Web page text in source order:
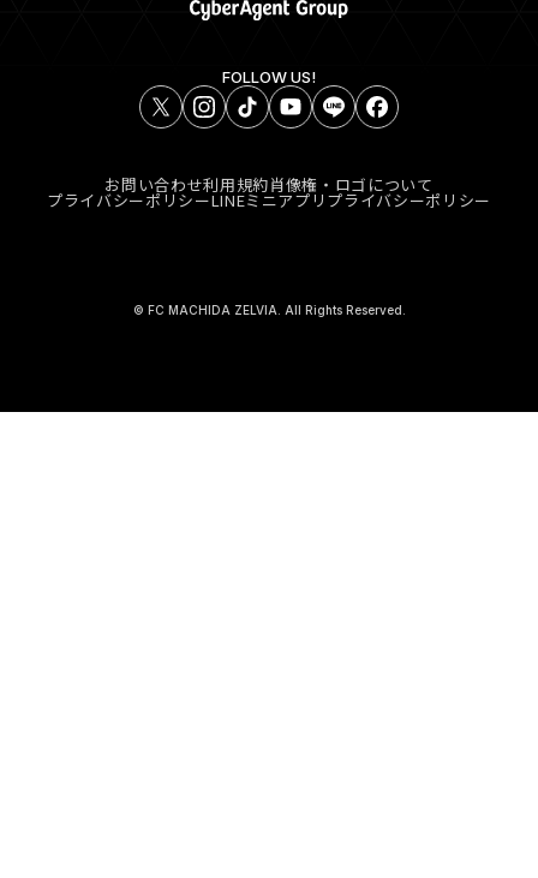
FOLLOW US!
お問い合わせ利用規約肖像権・ロゴについて
プライバシーポリシーLINEミニアプリプライバシーポリシー
© FC MACHIDA ZELVIA. All Rights Reserved.